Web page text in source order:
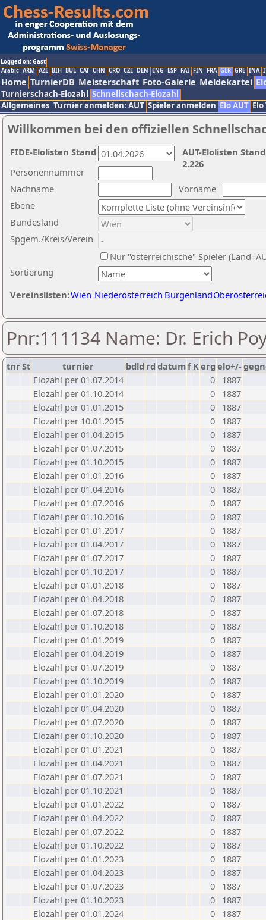
Logged on: Gast
Arabic ARM AZE BIH BUL CAT CHN CRO CZE DEN ENG ESP FAI FIN FRA GER GRE INA
Home TurnierDB Meisterschaft Foto-Galerie Meldekartei
Turnierschach-Elozahl Schnellschach-Elozahl
Allgemeines Turnier anmelden: AUT Spieler anmelden Elo AUT
Willkommen bei den offiziellen
Nachname
Vorname
Ebene
Sortierung
Personennummer
Bundesland
Spgem./Kreis/Verein
Nur "österreichische" Spieler
Vereinslisten:Wien Niederösterreich Burgenland
AUT-Elolisten
2.226
FIDE-Elolisten Stand
Pnr:111134 Name: Dr. Erich
tnrSt turnier bdld rd datumf Kerg elo+/-
Elozahl per 01.07.2014
0
1887
Elozahl per 01.10.2014
0
1887
Elozahl per 01.01.2015
0
1887
Elozahl per 10.01.2015
0
1887
Elozahl per 01.04.2015
0
1887
Elozahl per 01.07.2015
0
1887
Elozahl per 01.10.2015
0
1887
Elozahl per 01.01.2016
0
1887
Elozahl per 01.04.2016
0
1887
Elozahl per 01.07.2016
0
1887
Elozahl per 01.10.2016
0
1887
Elozahl per 01.01.2017
0
1887
Elozahl per 01.04.2017
0
1887
Elozahl per 01.07.2017
0
1887
Elozahl per 01.10.2017
0
1887
Elozahl per 01.01.2018
0
1887
Elozahl per 01.04.2018
0
1887
Elozahl per 01.07.2018
0
1887
Elozahl per 01.10.2018
0
1887
Elozahl per 01.01.2019
0
1887
Elozahl per 01.04.2019
0
1887
Elozahl per 01.07.2019
0
1887
Elozahl per 01.10.2019
0
1887
Elozahl per 01.01.2020
0
1887
Elozahl per 01.04.2020
0
1887
Elozahl per 01.07.2020
0
1887
Elozahl per 01.10.2020
0
1887
Elozahl per 01.01.2021
0
1887
Elozahl per 01.04.2021
0
1887
Elozahl per 01.07.2021
0
1887
Elozahl per 01.10.2021
0
1887
Elozahl per 01.01.2022
0
1887
Elozahl per 01.04.2022
0
1887
Elozahl per 01.07.2022
0
1887
Elozahl per 01.10.2022
0
1887
Elozahl per 01.01.2023
0
1887
Elozahl per 01.04.2023
0
1887
Elozahl per 01.07.2023
0
1887
Elozahl per 01.10.2023
0
1887
Elozahl per 01.01.2024
0
1887